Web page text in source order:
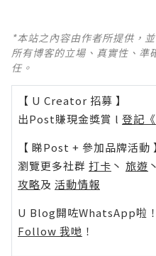
*本站之內容由作者所提供，
所有博客的立場、真實性、準
任。
【 U Creator 招募 】
出Post賺現金獎賞 l 登記
【 睇Post + 參加品牌活動
瀏覽更多社群 打卡 丶 旅遊 丶
攻略及 活動情報
U Blog開咗WhatsApp啦
Follow 我哋 ！